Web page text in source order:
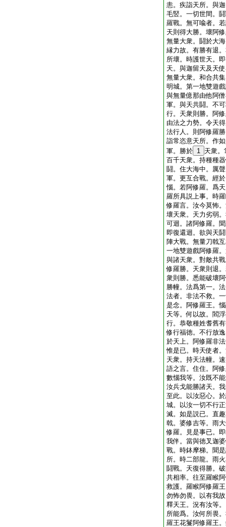
恚。疾詣天所。與
毛竪。一切世間。
羅戰。無可喩者。
天則得大勝。壞阿
無量大衆。鬪於大
縁力故。有勝有退
所壞。時護世天。
天。與迦留天及天
無量大衆。和合共
明城。第一地雙遊
與無量億那由他阿
軍。與天共鬪。不
行。天衆則勝。阿
由法之力勢。令天
法行人。則阿修羅
詣常恣意天所。作
軍。勝於 1 天衆。
百千天衆。持種種
鬪。住大海中。厲
軍。更互合戰。經
惱。若阿修羅。爲
羅所具説上事。時
修羅言。汝今莫怖
壞天衆。天力劣弱
可迴。諸阿修羅。
即復還迴。欲與天
陣大戰。無量刀戟
一地雙遊戲阿修羅
與諸天衆。對敵共
修羅勝。天衆則退
衆則勝。悉能破壞
勝幢。法爲第一。
法者。非法不救。
是念。阿修羅王。
天等。何以故。閻
行。恭敬種姓耆舊
修行福徳。不行放
於天上。阿修羅非
惟是已。時天使者
天衆。持天法幢。
語之言。住住。阿
數惱我等。汝既不
汝兵戈能勝諸天。
至此。以汝惡心。
城。以汝一切不行
滅。如是説已。直
戟。婆修吉等。雨
修羅。見是事已。
我伴。當與徳叉迦
戰。時鉢摩梯。聞
所。時二部龍。雨
鬪戰。天復得勝。
共相率。往至羅睺
救護。羅睺阿修羅
勿怖勿畏。以有我
釋天王。況有汝等
所能爲。汝何所畏
羅王花鬘阿修羅王